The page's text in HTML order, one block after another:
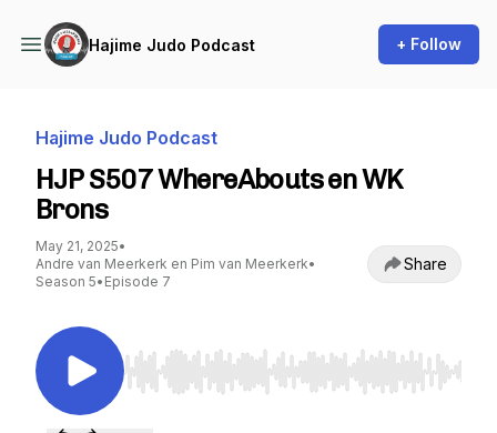
Hajime Judo Podcast + Follow
Hajime Judo Podcast
HJP S507 WhereAbouts en WK
Brons
May 21, 2025•
Andre van Meerkerk en Pim van Meerkerk•
Season 5• Episode 7
Share
Use Left/Right to seek, Home/End to jump to